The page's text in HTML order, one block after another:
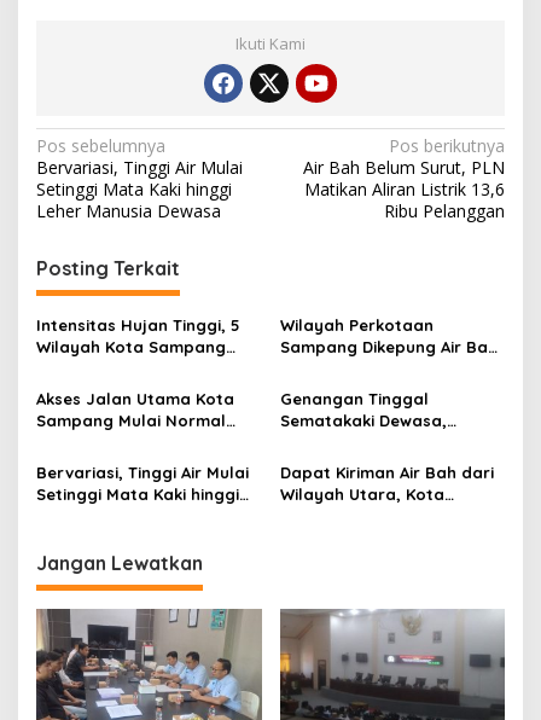
Ikuti Kami
Navigasi
pos
Pos sebelumnya
Bervariasi, Tinggi Air Mulai
Setinggi Mata Kaki hinggi
Leher Manusia Dewasa
Pos berikutnya
Air Bah Belum Surut, PLN
Matikan Aliran Listrik 13,6
Ribu Pelanggan
Posting Terkait
Intensitas Hujan Tinggi, 5
Wilayah Kota Sampang
Wilayah Perkotaan
Sampang Dikepung Air Bah,
Akses Jalan Utama Kota
Sampang Mulai Normal
Genangan Tinggal
Sematakaki Dewasa,
Degedek Mulai Lagi
Bervariasi, Tinggi Air Mulai
Setinggi Mata Kaki hinggi
Dapat Kiriman Air Bah dari
Wilayah Utara, Kota
Jangan Lewatkan